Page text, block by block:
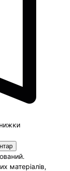
матеріалів,